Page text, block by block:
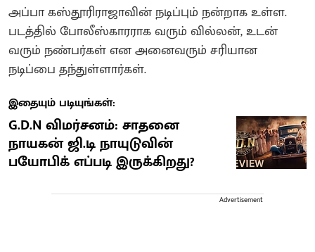
அப்பா கஸ்தூரிராஜாவின் நடிப்பும் நன்றாக உள்ள.
படத்தில் போலீஸ்காரராக வரும் வில்லன், உடன்
வரும் நண்பர்கள் என அனைவரும் சரியான
நடிப்பை தந்துள்ளார்கள்.
இதையும் படியுங்கள்:
G.D.N விமர்சனம்: சாதனை
நாயகன் ஜி.டி நாயுடுவின்
பயோபிக் எப்படி இருக்கிறது?
Advertisement